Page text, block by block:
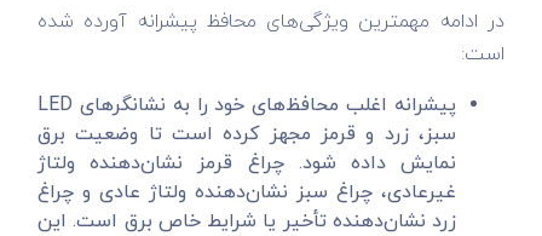
در ادامه مهمترین ویژگی‌های محافظ پیشرانه آورده شده
است:
پیشرانه اغلب محافظ‌های خود را به نشانگرهای LED
سبز، زرد و قرمز مجهز کرده است تا وضعیت برق
نمایش داده شود. چراغ قرمز نشان‌دهنده ولتاژ
غیرعادی، چراغ سبز نشان‌دهنده ولتاژ عادی و چراغ
زرد نشان‌دهنده تأخیر یا شرایط خاص برق است. این